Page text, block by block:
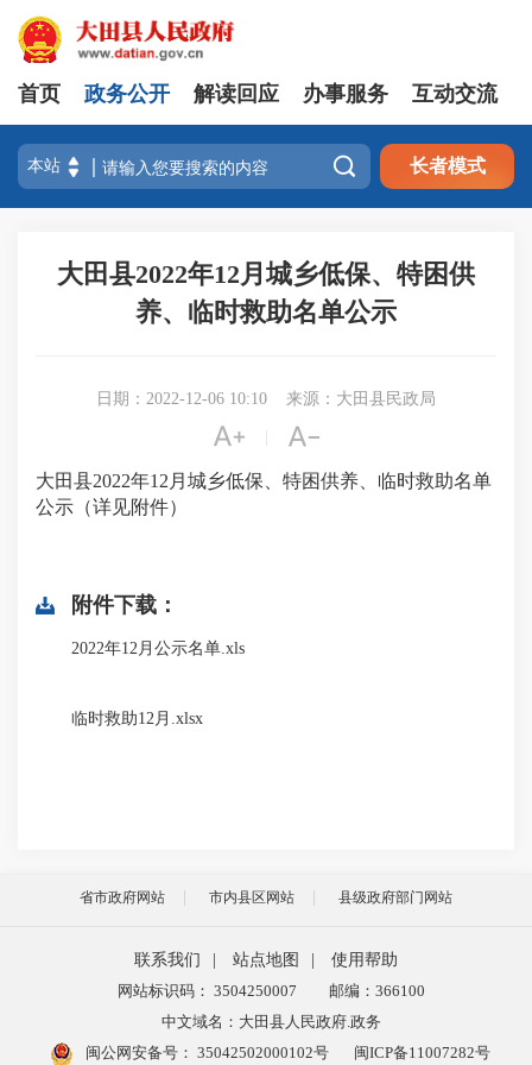
首页 政务公开 解读回应 办事服务 互动交流
 长者模式
大田县2022年12月城乡低保、特困供
养、临时救助名单公示
日期：2022-12-06 10:10 来源：大田县民政局
 
大田县2022年12月城乡低保、特困供养、临时救助名单
公示（详见附件）
附件下载：
2022年12月公示名单.xls
临时救助12月.xlsx
省市政府网站 市内县区网站 县级政府部门网站
联系我们 站点地图
使用帮助
网站标识码： 3504250007
邮编：366100
中文域名：大田县人民政府.政务
闽公网安备号： 35042502000102号 闽ICP备11007282号